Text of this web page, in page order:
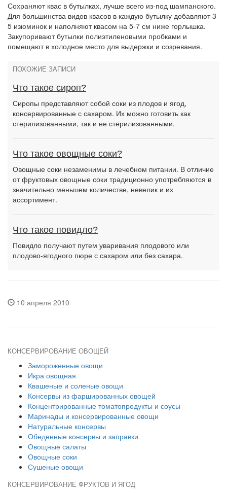
Сохраняют квас в бутылках, лучше всего из-под шампанского.
Для большинства видов квасов в каждую бутылку добавляют 3-
5 изюминок и наполняют квасом на 5-7 см ниже горлышка.
Закупоривают бутылки полиэтиленовыми пробками и
помещают в холодное место для выдержки и созревания.
ПОХОЖИЕ ЗАПИСИ
Что такое сироп?
Сиропы представляют собой соки из плодов и ягод,
консервированные с сахаром. Их можно готовить как
стерилизованными, так и не стерилизованными.
Что такое овощные соки?
Овощные соки незаменимы в лечебном питании. В отличие
от фруктовых овощные соки традиционно употребляются в
значительно меньшем количестве, невелик и их
ассортимент.
Что такое повидло?
Повидло получают путем уваривания плодового или
плодово-ягодного пюре с сахаром или без сахара.
10 апреля 2010
КОНСЕРВИРОВАНИЕ ОВОЩЕЙ
Замороженные овощи
Икра овощная
Квашеные и соленые овощи
Консервы из фаршированных овощей
Концентрированные томатопродукты и соусы
Маринады и консервированные овощи
Натуральные консервы
Обеденные консервы и заправки
Овощные салаты
Овощные соки
Сушеные овощи
КОНСЕРВИРОВАНИЕ ФРУКТОВ И ЯГОД